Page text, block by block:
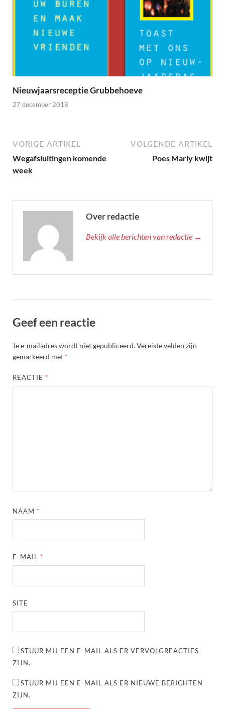
Nieuwjaarsreceptie Grubbehoeve
27 december 2018
VORIGE ARTIKEL
Wegafsluitingen komende
week
VOLGENDE ARTIKEL
Poes Marly kwijt
Over redactie
Bekijk alle berichten van redactie →
Geef een reactie
Je e-mailadres wordt niet gepubliceerd.Vereiste velden zijn
gemarkeerd met *
REACTIE *
NAAM *
E-MAIL *
SITE
STUUR MIJ EEN E-MAIL ALS ER VERVOLGREACTIES
ZIJN.
STUUR MIJ EEN E-MAIL ALS ER NIEUWE BERICHTEN
ZIJN.